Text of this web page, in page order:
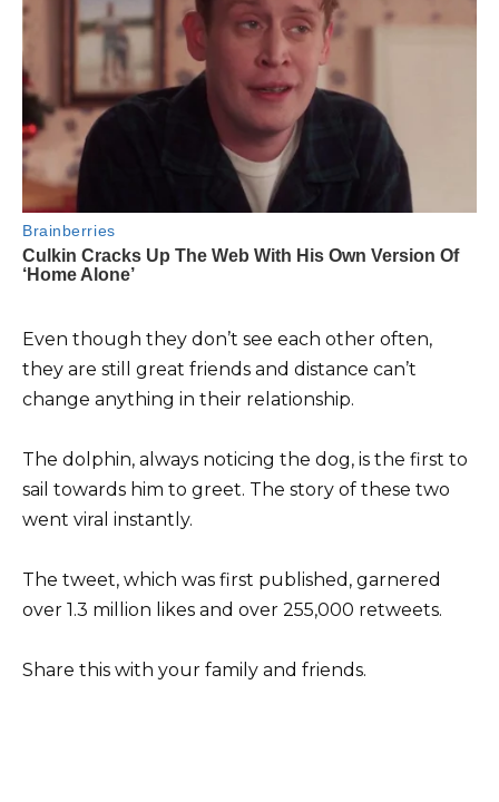
Even though they don’t see each other often,
they are still great friends and distance can’t
change anything in their relationship.
The dolphin, always noticing the dog, is the first to
sail towards him to greet. The story of these two
went viral instantly.
The tweet, which was first published, garnered
over 1.3 million likes and over 255,000 retweets.
Share this with your family and friends.